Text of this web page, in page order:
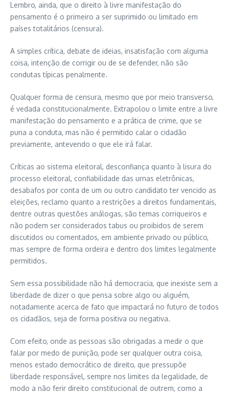
Lembro, ainda, que o direito à livre manifestação do
pensamento é o primeiro a ser suprimido ou limitado em
países totalitários (censura).
A simples crítica, debate de ideias, insatisfação com alguma
coisa, intenção de corrigir ou de se defender, não são
condutas típicas penalmente.
Qualquer forma de censura, mesmo que por meio transverso,
é vedada constitucionalmente. Extrapolou o limite entre a livre
manifestação do pensamento e a prática de crime, que se
puna a conduta, mas não é permitido calar o cidadão
previamente, antevendo o que ele irá falar.
Críticas ao sistema eleitoral, desconfiança quanto à lisura do
processo eleitoral, confiabilidade das urnas eletrônicas,
desabafos por conta de um ou outro candidato ter vencido as
eleições, reclamo quanto a restrições a direitos fundamentais,
dentre outras questões análogas, são temas corriqueiros e
não podem ser considerados tabus ou proibidos de serem
discutidos ou comentados, em ambiente privado ou público,
mas sempre de forma ordeira e dentro dos limites legalmente
permitidos.
Sem essa possibilidade não há democracia, que inexiste sem a
liberdade de dizer o que pensa sobre algo ou alguém,
notadamente acerca de fato que impactará no futuro de todos
os cidadãos, seja de forma positiva ou negativa.
Com efeito, onde as pessoas são obrigadas a medir o que
falar por medo de punição, pode ser qualquer outra coisa,
menos estado democrático de direito, que pressupõe
liberdade responsável, sempre nos limites da legalidade, de
modo a não ferir direito constitucional de outrem, como a